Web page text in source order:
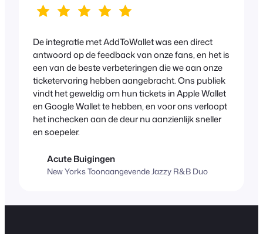
De integratie met AddToWallet was een direct
antwoord op de feedback van onze fans, en het is
een van de beste verbeteringen die we aan onze
ticketervaring hebben aangebracht. Ons publiek
vindt het geweldig om hun tickets in Apple Wallet
en Google Wallet te hebben, en voor ons verloopt
het inchecken aan de deur nu aanzienlijk sneller
en soepeler.
Acute Buigingen
New Yorks Toonaangevende Jazzy R&B Duo